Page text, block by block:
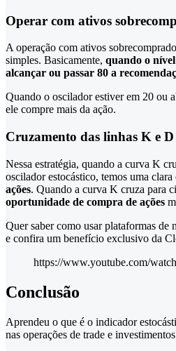
Operar com ativos
A operação com ativos
simples. Basicamente, quando o
alcançar ou passar 80 a
Quando o oscilador estiver em 20 ou
ele compre mais da ação.
Cruzamento das linhas K e D
Nessa estratégia, quando a curva K
oscilador estocástico, temos uma clara
ações. Quando a curva K cruza para
oportunidade de compra de ações
Quer saber como usar plataformas de
e confira um benefício exclusivo da
https://www.youtube.com/
Conclusão
Aprendeu o que é o indicador
nas operações de trade e